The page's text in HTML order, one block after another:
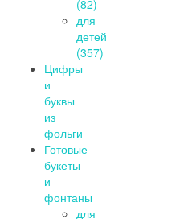
(82)
для
детей
(357)
Цифры
и
буквы
из
фольги
Готовые
букеты
и
фонтаны
для